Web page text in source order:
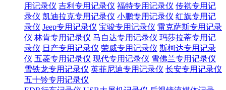
用记录仪 吉利专用记录仪 福特专用记录仪 传祺专用记
录仪 凯迪拉克专用记录仪 小鹏专用记录仪 红旗专用记
录仪 Jeep专用记录仪 宝骏专用记录仪 雷克萨斯专用记录
仪 林肯专用记录仪 马自达专用记录仪 玛莎拉蒂专用记
录仪 日产专用记录仪 荣威专用记录仪 斯柯达专用记录
仪 五菱专用记录仪 现代专用记录仪 雪佛兰专用记录仪
雪铁龙专用记录仪 英菲尼迪专用记录仪 长安专用记录仪
五十铃专用记录仪